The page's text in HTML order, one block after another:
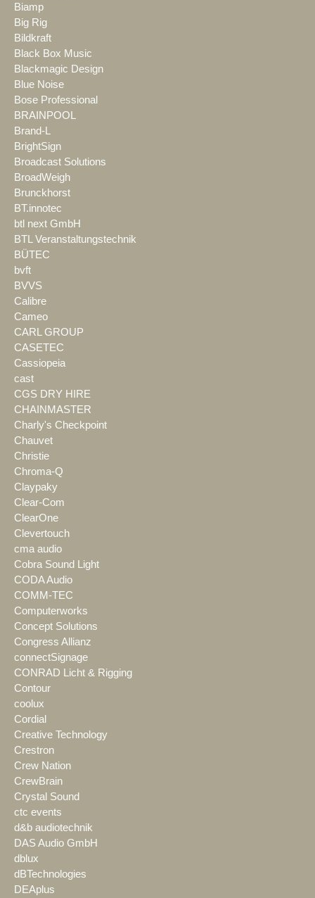
Biamp
Big Rig
Bildkraft
Black Box Music
Blackmagic Design
Blue Noise
Bose Professional
BRAINPOOL
Brand-L
BrightSign
Broadcast Solutions
BroadWeigh
Brunckhorst
BT.innotec
btl next GmbH
BTL Veranstaltungstechnik
BÜTEC
bvft
BVVS
Calibre
Cameo
CARL GROUP
CASETEC
Cassiopeia
cast
CGS DRY HIRE
CHAINMASTER
Charly's Checkpoint
Chauvet
Christie
Chroma-Q
Claypaky
Clear-Com
ClearOne
Clevertouch
cma audio
Cobra Sound Light
CODA Audio
COMM-TEC
Computerworks
Concept Solutions
Congress Allianz
connectSignage
CONRAD Licht & Rigging
Contour
coolux
Cordial
Creative Technology
Crestron
Crew Nation
CrewBrain
Crystal Sound
ctc events
d&b audiotechnik
DAS Audio GmbH
dblux
dBTechnologies
DEAplus